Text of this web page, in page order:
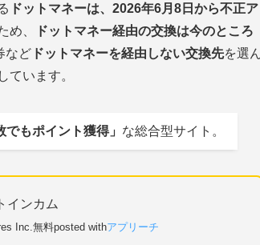
ドットマネーは、2026年6月8日から不正ア
め、
ドットマネー経由の交換は今のところ
など ドットマネーを経由しない交換先を選
ています。
もポイント獲得」 な総合型サイト。
インカム
Inc. 無料posted withアプリーチ